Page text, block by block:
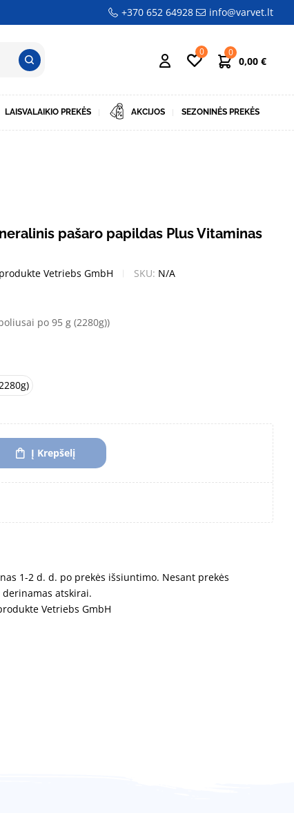
+370 652 64928 info@varvet.lt
0 0
0,00 €
LAISVALAIKIO PREKĖS AKCIJOS SEZONINĖS PREKĖS
pašaro papildas Plus Vitaminas
Vetriebs GmbH SKU: N/A
po 95 g (2280g))
Į Krepšelį
1-2 d. d. po prekės išsiuntimo. Nesant prekės
atskirai.
Vetriebs GmbH